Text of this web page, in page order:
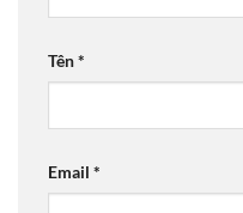
Tên*
Email *